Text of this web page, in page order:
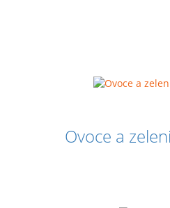
Ovoce a